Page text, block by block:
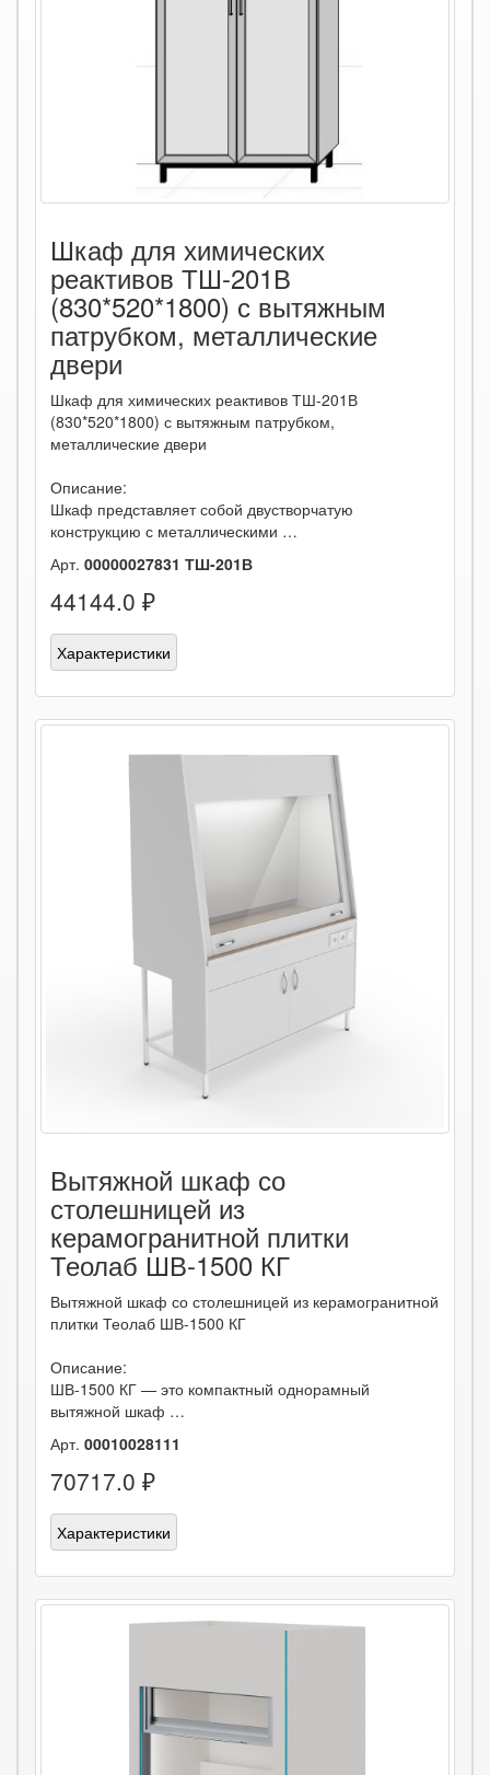
Шкаф для химических
реактивов ТШ-201В
(830*520*1800) с вытяжным
патрубком, металлические
двери
Шкаф для химических реактивов ТШ-201В
(830*520*1800) с вытяжным патрубком,
металлические двери
Описание:
Шкаф представляет собой двустворчатую
конструкцию с металлическими …
Арт. 00000027831 ТШ-201В
44144.0 ₽
Характеристики
Вытяжной шкаф со
столешницей из
керамогранитной плитки
Теолаб ШВ-1500 КГ
Вытяжной шкаф со столешницей из керамогранитной
плитки Теолаб ШВ-1500 КГ
Описание:
ШВ-1500 КГ — это компактный однорамный
вытяжной шкаф …
Арт. 00010028111
70717.0 ₽
Характеристики